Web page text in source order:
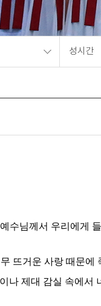
성시간
수님께서 우리에게
뜨거운 사랑 때문에
나 제대 감실 속에서